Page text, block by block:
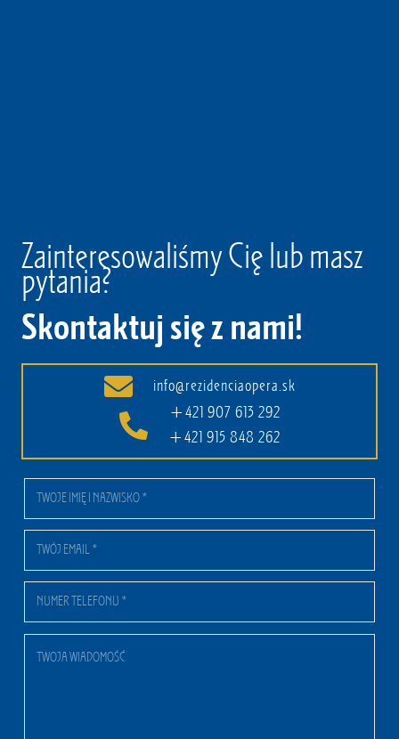
Zainteresowaliśmy Cię lub masz
pytania?
Skontaktuj się z nami!
info@rezidenciaopera.sk
+421 907 613 292
+421 915 848 262